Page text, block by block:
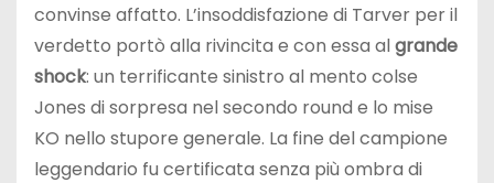
convinse affatto. L’insoddisfazione di Tarver per il
verdetto portò alla rivincita e con essa algrande
shock: un terrificante sinistro al mento colse
Jones di sorpresa nel secondo round e lo mise
KO nello stupore generale. La fine del campione
leggendario fu certificata senza più ombra di